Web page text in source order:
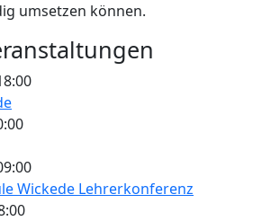
umsetzen können.
Wickede Lehrerkonferenz